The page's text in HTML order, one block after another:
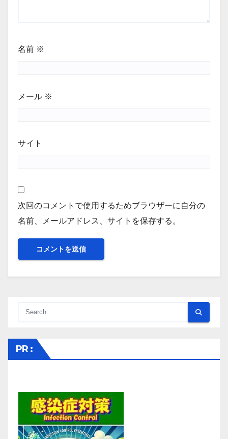
名前 ※
メール ※
サイト
次回のコメントで使用するためブラウザーに自分の
名前、メールアドレス、サイトを保存する。
PR :